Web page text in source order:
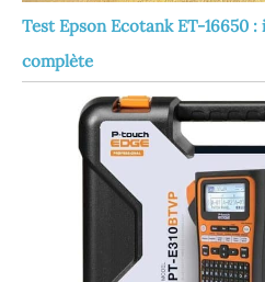
Test Epson Ecotank ET-16650
complète